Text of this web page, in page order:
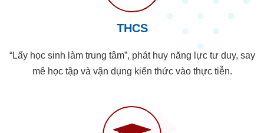
THCS
“Lấy học sinh làm trung tâm”, phát huy năng lực tư duy, say
mê học tập và vận dụng kiến thức vào thực tiễn.